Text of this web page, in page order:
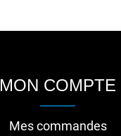
MON COMPTE
Mes commandes